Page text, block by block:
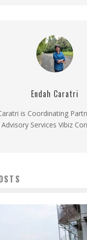
Endah Caratri
is Coordinating
Advisory Services Vibiz